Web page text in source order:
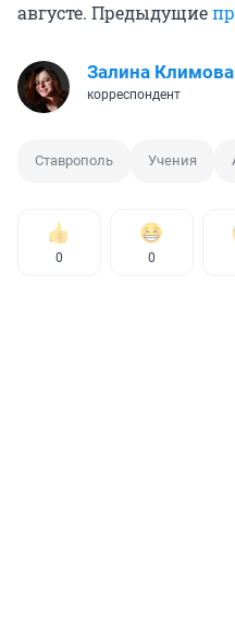
августе. Предыдущие
Залина Климова
корреспондент
Ставрополь Учения
0 0